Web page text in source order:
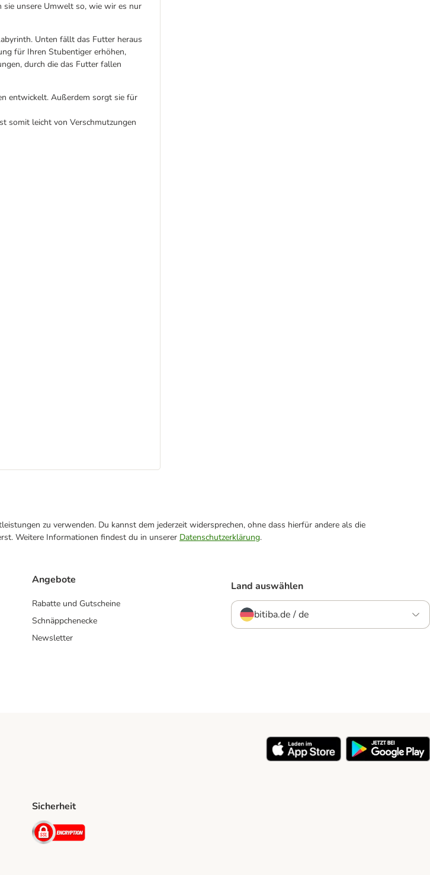
sie unsere Umwelt so, wie wir es nur
Unten fällt das Futter heraus
für Ihren Stubentiger erhöhen,
durch die das Futter fallen
entwickelt. Außerdem sorgt sie für
somit leicht von Verschmutzungen
zu verwenden. Du kannst dem jederzeit widersprechen, ohne dass hierfür andere als die
Weitere Informationen findest du in unserer Datenschutzerklärung.
Angebote
Rabatte und Gutscheine
Schnäppchenecke
Newsletter
Land auswählen
bitiba.de / de
Sicherheit
Security